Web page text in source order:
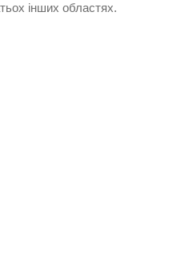
інших областях.